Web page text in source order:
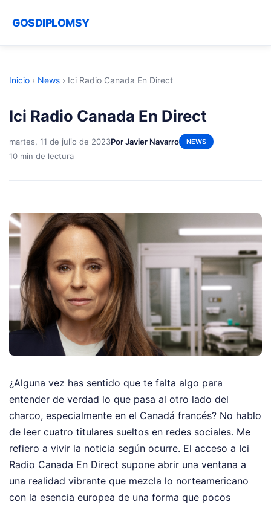
GOSDIPLOMSY
Inicio › News › Ici Radio Canada En Direct
Ici Radio Canada En Direct
martes, 11 de julio de 2023Por Javier Navarro NEWS
10 min de lectura
¿Alguna vez has sentido que te falta algo para
entender de verdad lo que pasa al otro lado del
charco, especialmente en el Canadá francés? No hablo
de leer cuatro titulares sueltos en redes sociales. Me
refiero a vivir la noticia según ocurre. El acceso a Ici
Radio Canada En Direct supone abrir una ventana a
una realidad vibrante que mezcla lo norteamericano
con la esencia europea de una forma que pocos